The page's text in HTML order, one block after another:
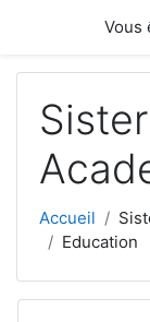
Vous
Accueil
Education